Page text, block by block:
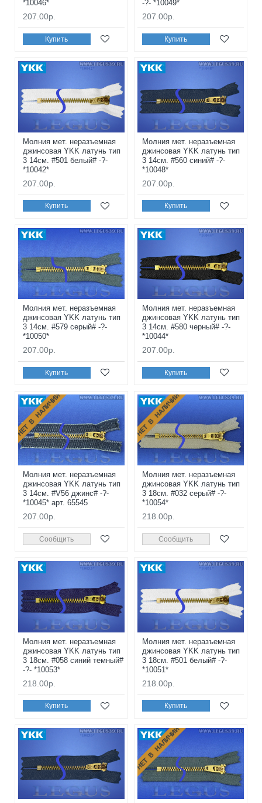
*10046*
207.00р.
Купить
-?- *10049*
207.00р.
Купить
Молния мет. неразъемная
джинсовая YKK латунь тип
3 14см. #501 белый# -?-
*10042*
207.00р.
Купить
Молния мет. неразъемная
джинсовая YKK латунь тип
3 14см. #560 синий# -?-
*10048*
207.00р.
Купить
Молния мет. неразъемная
джинсовая YKK латунь тип
3 14см. #579 серый# -?-
*10050*
207.00р.
Купить
Молния мет. неразъемная
джинсовая YKK латунь тип
3 14см. #580 черный# -?-
*10044*
207.00р.
Купить
НЕТ В НАЛИЧИИ
Молния мет. неразъемная
джинсовая YKK латунь тип
3 14см. #V56 джинс# -?-
*10045* арт. 65545
207.00р.
Сообщить
НЕТ В НАЛИЧИИ
Молния мет. неразъемная
джинсовая YKK латунь тип
3 18см. #032 серый# -?-
*10054*
218.00р.
Сообщить
Молния мет. неразъемная
джинсовая YKK латунь тип
3 18см. #058 синий темный#
-?- *10053*
218.00р.
Купить
Молния мет. неразъемная
джинсовая YKK латунь тип
3 18см. #501 белый# -?-
*10051*
218.00р.
Купить
НЕТ В НАЛИЧИИ